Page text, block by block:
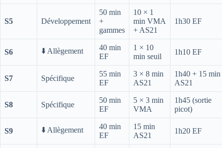
S5 Développement
50 min
+
gammes
10 × 1
min VMA
+ AS21
1h30 EF
S6 ⬇️ Allègement
40 min
EF
1 × 10
min seuil
1h10 EF
S7 Spécifique
55 min
EF
3 × 8 min
AS21
1h40 + 15 min
AS21
S8 Spécifique
50 min
EF
5 × 3 min
VMA
1h45 (sortie
picot)
S9 ⬇️ Allègement
40 min
EF
15 min
AS21
1h20 EF